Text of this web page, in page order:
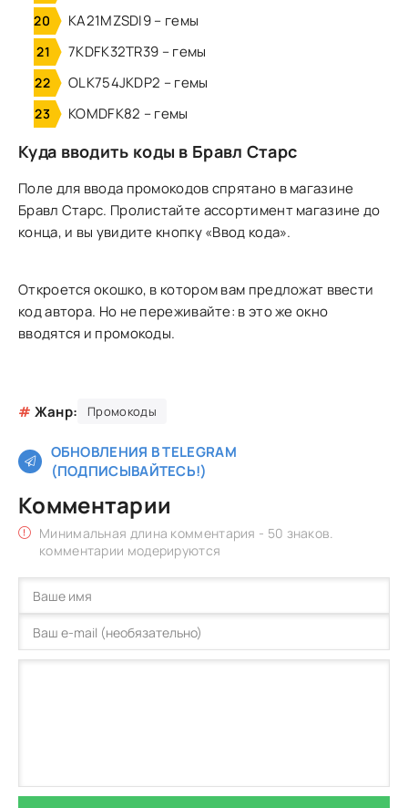
KA21MZSDI9 – гемы
7KDFK32TR39 – гемы
OLK754JKDP2 – гемы
KOMDFK82 – гемы
Куда вводить коды в Бравл Старс
Поле для ввода промокодов спрятано в магазине
Бравл Старс. Пролистайте ассортимент магазине до
конца, и вы увидите кнопку «Ввод кода».
Откроется окошко, в котором вам предложат ввести
код автора. Но не переживайте: в это же окно
вводятся и промокоды.
# Жанр: Промокоды
ОБНОВЛЕНИЯ В TELEGRAM
(ПОДПИСЫВАЙТЕСЬ!)
Комментарии
Минимальная длина комментария - 50 знаков.
комментарии модерируются